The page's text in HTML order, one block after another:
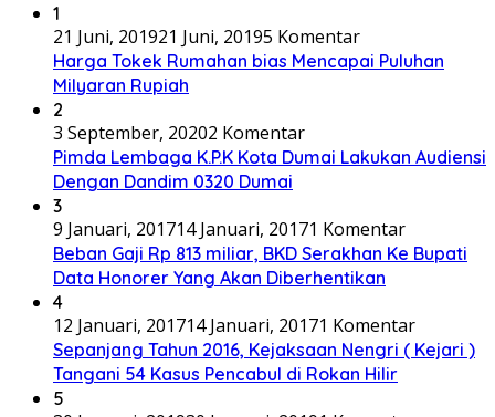
1
21 Juni, 201921 Juni, 20195 Komentar
Harga Tokek Rumahan bias Mencapai Puluhan
Milyaran Rupiah
2
3 September, 20202 Komentar
Pimda Lembaga K.P.K Kota Dumai Lakukan Audiensi
Dengan Dandim 0320 Dumai
3
9 Januari, 201714 Januari, 20171 Komentar
Beban Gaji Rp 813 miliar, BKD Serakhan Ke Bupati
Data Honorer Yang Akan Diberhentikan
4
12 Januari, 201714 Januari, 20171 Komentar
Sepanjang Tahun 2016, Kejaksaan Nengri ( Kejari )
Tangani 54 Kasus Pencabul di Rokan Hilir
5